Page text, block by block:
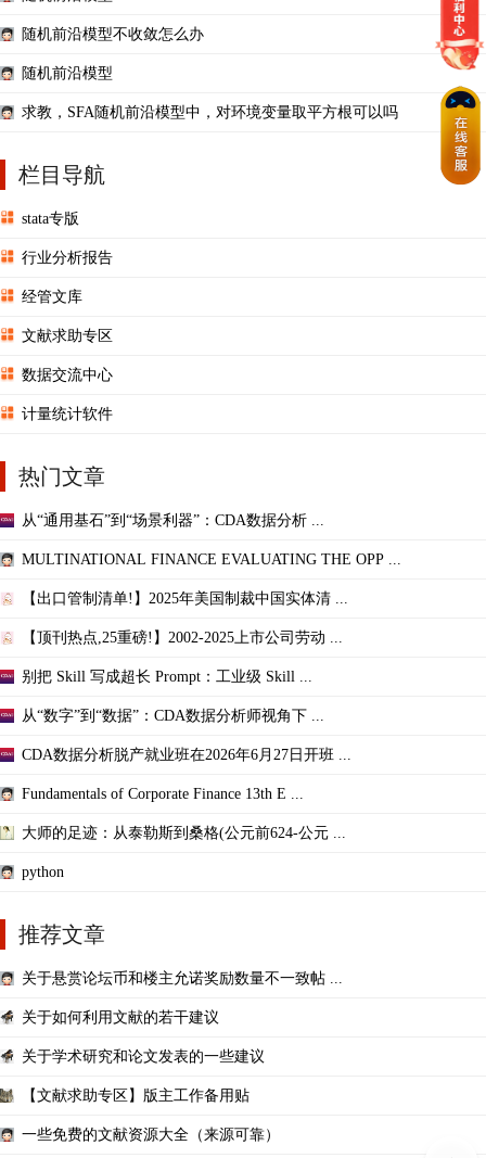
随机前沿模型不收敛怎么办
随机前沿模型
求教，SFA随机前沿模型中，对环境变量取平方根可以吗
栏目导航
stata专版
行业分析报告
经管文库
文献求助专区
数据交流中心
计量统计软件
热门文章
从“通用基石”到“场景利器”：CDA数据分析 ...
MULTINATIONAL FINANCE EVALUATING THE OPP ...
【出口管制清单!】2025年美国制裁中国实体清 ...
【顶刊热点,25重磅!】2002-2025上市公司劳动 ...
别把 Skill 写成超长 Prompt：工业级 Skill ...
从“数字”到“数据”：CDA数据分析师视角下 ...
CDA数据分析脱产就业班在2026年6月27日开班 ...
Fundamentals of Corporate Finance 13th E ...
大师的足迹：从泰勒斯到桑格(公元前624-公元 ...
python
推荐文章
关于悬赏论坛币和楼主允诺奖励数量不一致帖 ...
关于如何利用文献的若干建议
关于学术研究和论文发表的一些建议
【文献求助专区】版主工作备用贴
一些免费的文献资源大全（来源可靠）